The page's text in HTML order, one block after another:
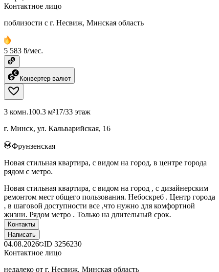
Контактное лицо
поблизости с г. Несвиж, Минская область
5 583 ƃ/мес.
Конвертер валют
3 комн.100.3 м²17/33 этаж
г. Минск, ул. Кальварийская, 16
Фрунзенская
Новая стильная квартира, с видом на город, в центре города
рядом с метро.
Новая стильная квартира, с видом на город , с дизайнерским
ремонтом мест общего пользования. Небоскреб . Центр города
, в шаговой доступности все ,что нужно для комфортной
жизни. Рядом метро . Только на длительный срок.
Контакты
Написать
04.08.2026 ID 3256230
Контактное лицо
недалеко от г. Несвиж, Минская область